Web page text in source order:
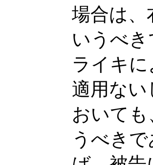
場合は、
いうべ
ライキ
適用ない
おいて
うべき